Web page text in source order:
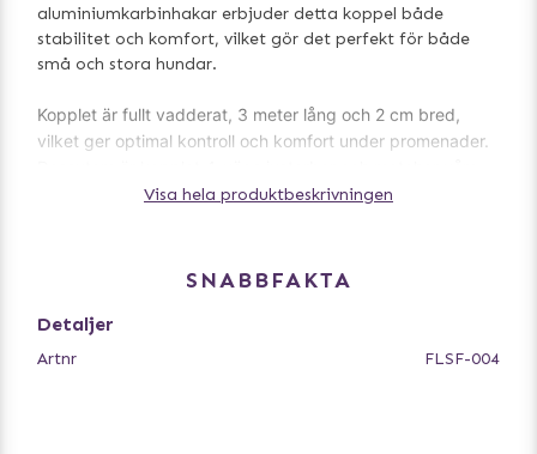
aluminiumkarbinhakar erbjuder detta koppel både
stabilitet och komfort, vilket gör det perfekt för både
små och stora hundar.
Kopplet är fullt vadderat, 3 meter lång och 2 cm bred,
vilket ger optimal kontroll och komfort under promenader.
Anny-X Fun hundselar.
- Maskintvätt i 30°C
- Inget sköljmedel
- Använd tvättpåse
Visa hela produktbeskrivningen
SNABBFAKTA
Detaljer
Artnr FLSF-004